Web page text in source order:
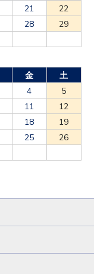
21
22
28
29
金
土
4
5
11
12
18
19
25
26